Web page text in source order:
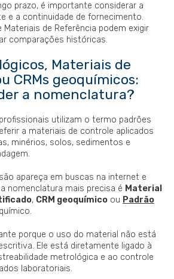
prazo, é importante considerar a
e a continuidade de fornecimento.
de Referência podem exigir
comparações históricas.
Materiais de
CRMs geoquímicos:
a nomenclatura?
utilizam o termo padrões
a materiais de controle aplicados
minérios, solos, sedimentos e
apareça em buscas na internet e
nomenclatura mais precisa é Material
, CRM geoquímico ou Padrão
porque o uso do material não está
Ele está diretamente ligado à
metrológica e ao controle
laboratoriais.